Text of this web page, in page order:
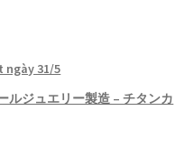
ngày 31/5
ルジュエリー製造 – チタンカ